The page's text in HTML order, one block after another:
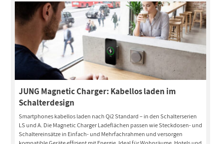
JUNG Magnetic Charger: Kabellos laden im
Schalterdesign
Smartphones kabellos laden nach Qi2 Standard – in den Schalterserien
LS und A. Die Magnetic Charger Ladeflächen passen wie Steckdosen- und
Schaltereinsätze in Einfach- und Mehrfachrahmen und versorgen